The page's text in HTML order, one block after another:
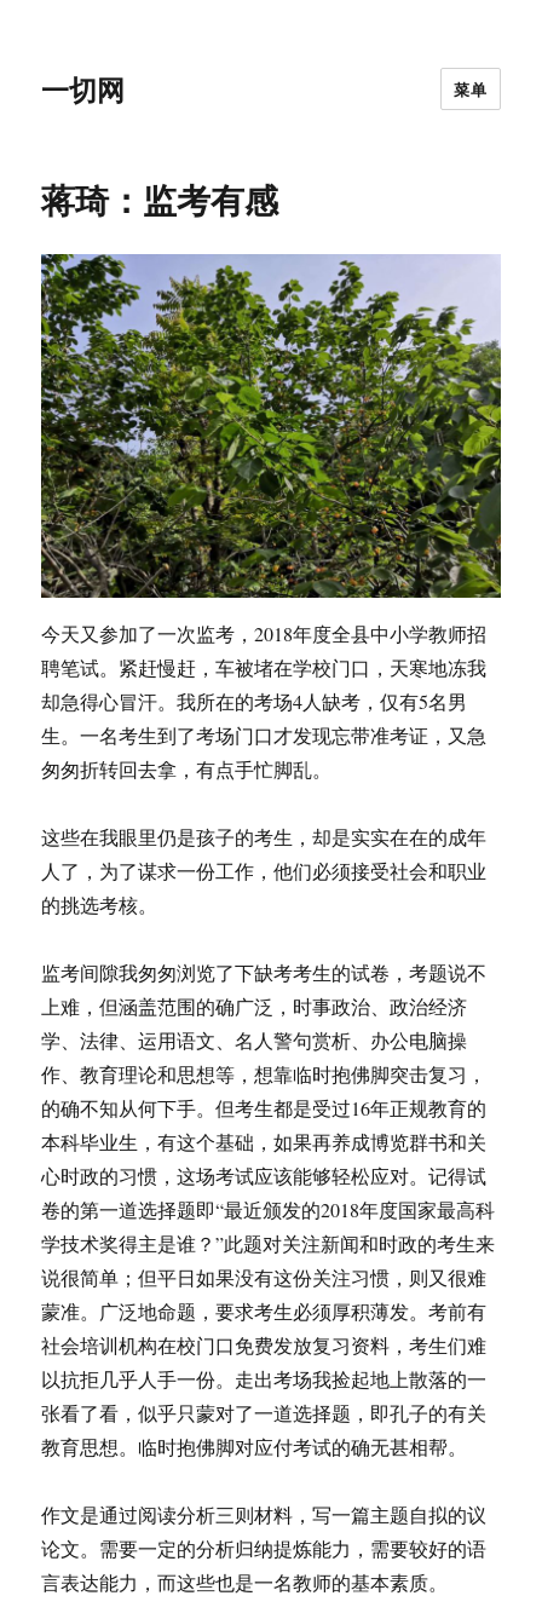
一切网 菜单
蒋琦：监考有感
今天又参加了一次监考，2018年度全县中小学教师招
聘笔试。紧赶慢赶，车被堵在学校门口，天寒地冻我
却急得心冒汗。我所在的考场4人缺考，仅有5名男
生。一名考生到了考场门口才发现忘带准考证，又急
匆匆折转回去拿，有点手忙脚乱。
这些在我眼里仍是孩子的考生，却是实实在在的成年
人了，为了谋求一份工作，他们必须接受社会和职业
的挑选考核。
监考间隙我匆匆浏览了下缺考考生的试卷，考题说不
上难，但涵盖范围的确广泛，时事政治、政治经济
学、法律、运用语文、名人警句赏析、办公电脑操
作、教育理论和思想等，想靠临时抱佛脚突击复习，
的确不知从何下手。但考生都是受过16年正规教育的
本科毕业生，有这个基础，如果再养成博览群书和关
心时政的习惯，这场考试应该能够轻松应对。记得试
卷的第一道选择题即“最近颁发的2018年度国家最高科
学技术奖得主是谁？”此题对关注新闻和时政的考生来
说很简单；但平日如果没有这份关注习惯，则又很难
蒙准。广泛地命题，要求考生必须厚积薄发。考前有
社会培训机构在校门口免费发放复习资料，考生们难
以抗拒几乎人手一份。走出考场我捡起地上散落的一
张看了看，似乎只蒙对了一道选择题，即孔子的有关
教育思想。临时抱佛脚对应付考试的确无甚相帮。
作文是通过阅读分析三则材料，写一篇主题自拟的议
论文。需要一定的分析归纳提炼能力，需要较好的语
言表达能力，而这些也是一名教师的基本素质。